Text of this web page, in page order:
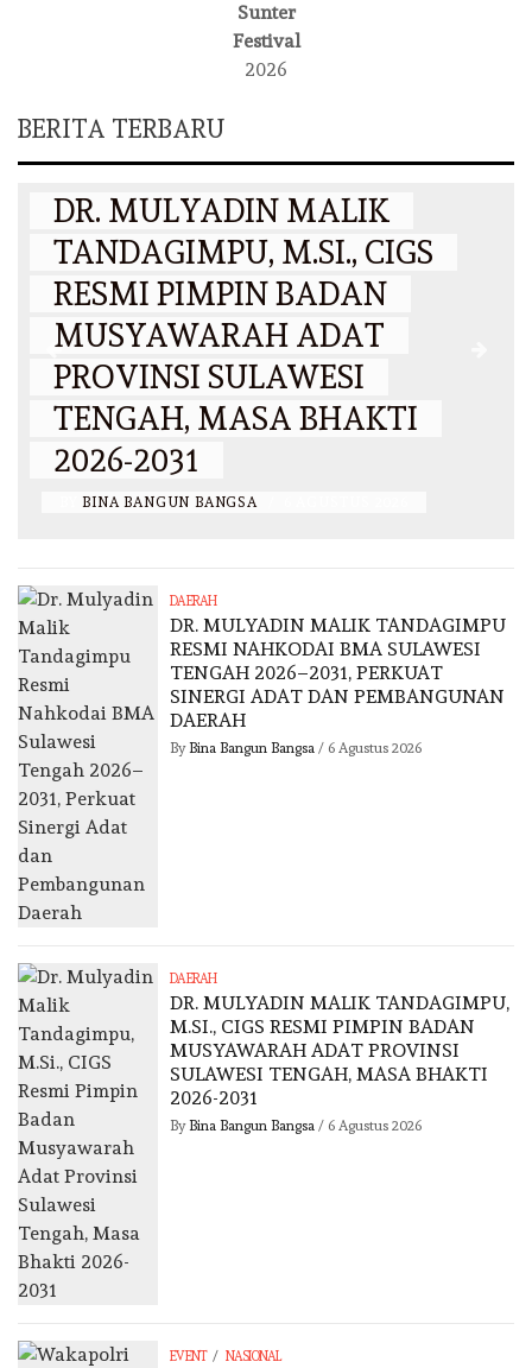
Sunter
Festival
2026
BERITA TERBARU
DAERAH
DR. MULYADIN MALIK
TANDAGIMPU, M.SI., CIGS
RESMI PIMPIN BADAN
MUSYAWARAH ADAT
PROVINSI SULAWESI
TENGAH, MASA BHAKTI
2026-2031
BINA BANGUN BANGSA
DAERAH
DR. MULYADIN MALIK TANDAGIMPU
RESMI NAHKODAI BMA SULAWESI
TENGAH 2026–2031, PERKUAT
SINERGI ADAT DAN PEMBANGUNAN
DAERAH
By Bina Bangun Bangsa/ 6 Agustus 2026
DAERAH
DR. MULYADIN MALIK TANDAGIMPU,
M.SI., CIGS RESMI PIMPIN BADAN
MUSYAWARAH ADAT PROVINSI
SULAWESI TENGAH, MASA BHAKTI
2026-2031
By Bina Bangun Bangsa/ 6 Agustus 2026
EVENT / NASIONAL